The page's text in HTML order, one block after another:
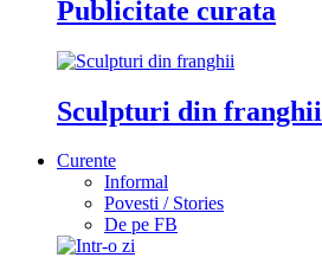
Publicitate curata
Sculpturi din franghii
Curente
Informal
Povesti / Stories
De pe FB